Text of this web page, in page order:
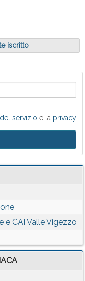
iscritto
servizio e la privacy
e CAI Valle Vigezzo